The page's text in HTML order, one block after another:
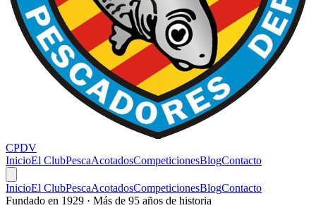
CPDV
InicioEl ClubPescaAcotadosCompeticionesBlogContacto
InicioEl ClubPescaAcotadosCompeticionesBlogContacto
Fundado en 1929 · Más de 95 años de historia